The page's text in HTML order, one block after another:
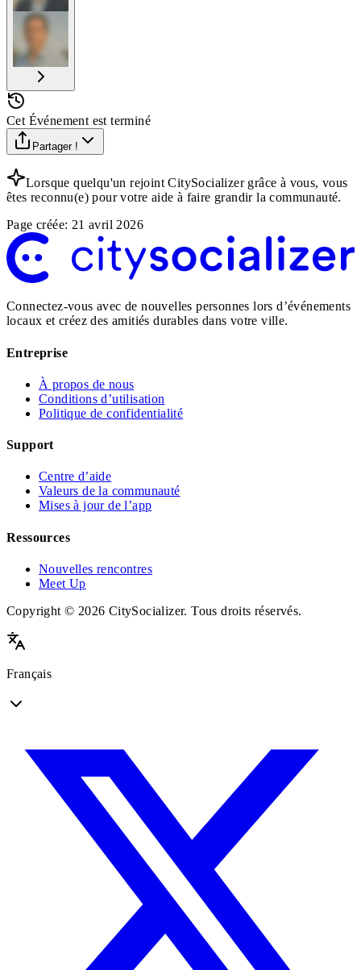
Cet Événement est terminé
Partager !
Lorsque quelqu'un rejoint CitySocializer grâce à vous, vous
êtes reconnu(e) pour votre aide à faire grandir la communauté.
Page créée: 21 avril 2026
Connectez-vous avec de nouvelles personnes lors d’événements
locaux et créez des amitiés durables dans votre ville.
Entreprise
À propos de nous
Conditions d’utilisation
Politique de confidentialité
Support
Centre d’aide
Valeurs de la communauté
Mises à jour de l’app
Ressources
Nouvelles rencontres
Meet Up
Copyright © 2026 CitySocializer. Tous droits réservés.
Français